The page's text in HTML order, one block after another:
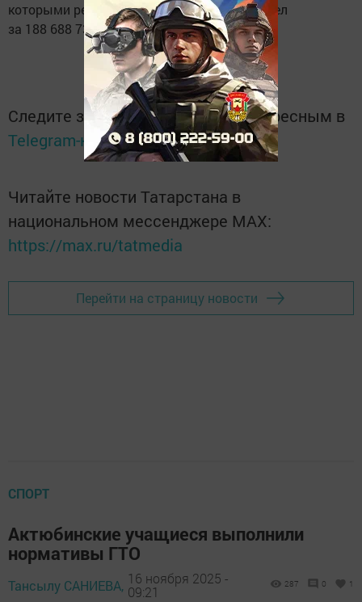
которыми реализовано 1 192 953 добрых дел
за 188 688 735 волонтерских часов.
Следите за самым важным и интересным в
Telegram-канале Татмедиа
Читайте новости Татарстана в
национальном мессенджере MАХ:
https://max.ru/tatmedia
Перейти на страницу новости
СПОРТ
Актюбинские учащиеся выполнили
нормативы ГТО
Тансылу САНИЕВА, 16 ноября 2025 -
09:21
287 0 1